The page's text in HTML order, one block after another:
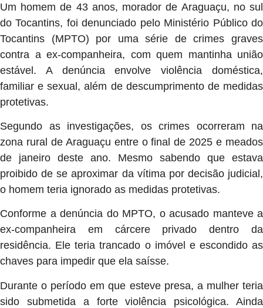
Um homem de 43 anos, morador de Araguaçu, no sul
do Tocantins, foi denunciado pelo Ministério Público do
Tocantins (MPTO) por uma série de crimes graves
contra a ex-companheira, com quem mantinha união
estável. A denúncia envolve violência doméstica,
familiar e sexual, além de descumprimento de medidas
protetivas.
Segundo as investigações, os crimes ocorreram na
zona rural de Araguaçu entre o final de 2025 e meados
de janeiro deste ano. Mesmo sabendo que estava
proibido de se aproximar da vítima por decisão judicial,
o homem teria ignorado as medidas protetivas.
Conforme a denúncia do MPTO, o acusado manteve a
ex-companheira em cárcere privado dentro da
residência. Ele teria trancado o imóvel e escondido as
chaves para impedir que ela saísse.
Durante o período em que esteve presa, a mulher teria
sido submetida a forte violência psicológica. Ainda